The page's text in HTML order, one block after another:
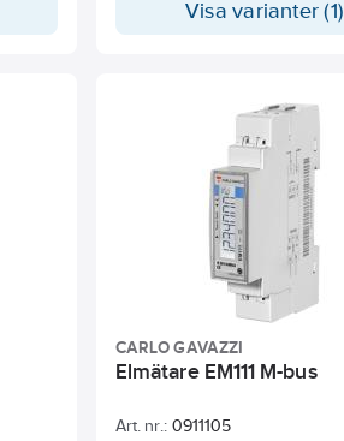
EM26 och EM33.Visa varianter (1)
CARLO GAVAZZI
Elmätare EM111 M-bus
Art. nr.: 0911105